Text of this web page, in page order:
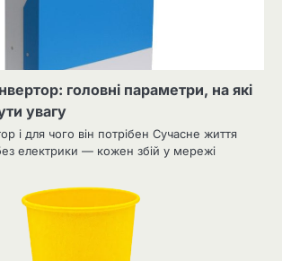
головні параметри, на які
увагу
і для чого він потрібен Сучасне життя
електрики — кожен збій у мережі